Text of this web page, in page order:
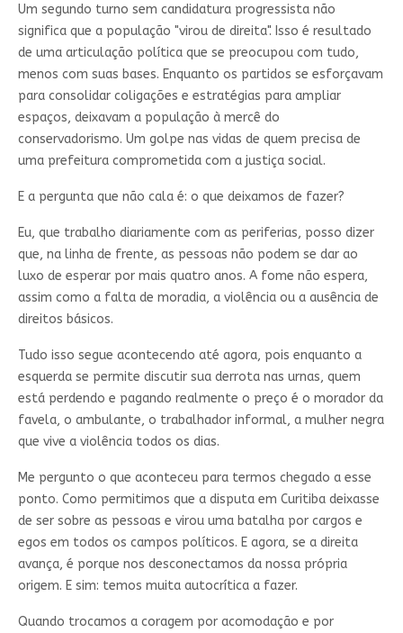
Um segundo turno sem candidatura progressista não
significa que a população "virou de direita". Isso é resultado
de uma articulação política que se preocupou com tudo,
menos com suas bases. Enquanto os partidos se esforçavam
para consolidar coligações e estratégias para ampliar
espaços, deixavam a população à mercê do
conservadorismo. Um golpe nas vidas de quem precisa de
uma prefeitura comprometida com a justiça social.
E a pergunta que não cala é: o que deixamos de fazer?
Eu, que trabalho diariamente com as periferias, posso dizer
que, na linha de frente, as pessoas não podem se dar ao
luxo de esperar por mais quatro anos. A fome não espera,
assim como a falta de moradia, a violência ou a ausência de
direitos básicos.
Tudo isso segue acontecendo até agora, pois enquanto a
esquerda se permite discutir sua derrota nas urnas, quem
está perdendo e pagando realmente o preço é o morador da
favela, o ambulante, o trabalhador informal, a mulher negra
que vive a violência todos os dias.
Me pergunto o que aconteceu para termos chegado a esse
ponto. Como permitimos que a disputa em Curitiba deixasse
de ser sobre as pessoas e virou uma batalha por cargos e
egos em todos os campos políticos. E agora, se a direita
avança, é porque nos desconectamos da nossa própria
origem. E sim: temos muita autocrítica a fazer.
Quando trocamos a coragem por acomodação e por